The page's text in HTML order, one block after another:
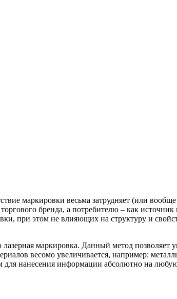
маркировки весьма затрудняет (или
бренда, а потребителю – как
при этом не влияющих на структуру и
маркировка. Данный метод позволяет
весомо увеличивается, например:
для нанесения информации абсолютно на